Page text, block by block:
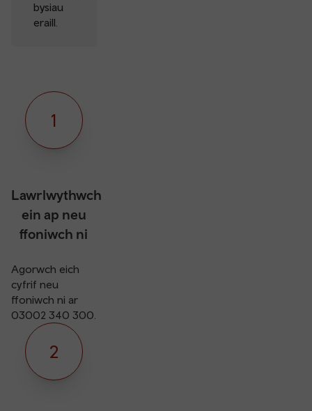
bysiau
eraill.
1
Lawrlwythwch
ein ap neu
ffoniwch ni
Agorwch eich
cyfrif neu
ffoniwch ni ar
03002 340 300.
2